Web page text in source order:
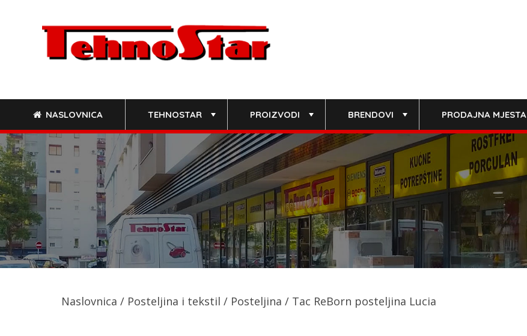
NASLOVNICA TEHNOSTAR PROIZVODI BRENDOVI PRODAJNA MJESTA
Naslovnica / Posteljina i tekstil / Posteljina / Tac ReBorn posteljina Lucia